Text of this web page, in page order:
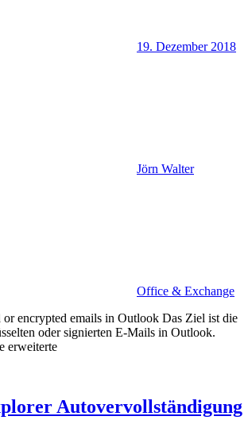
19. Dezember 2018
Jörn Walter
Office & Exchange
encrypted emails in Outlook Das Ziel ist die
oder signierten E-Mails in Outlook.
erweiterte
Autovervollständigung